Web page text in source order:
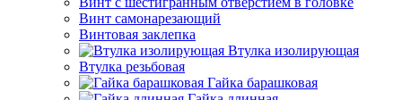
Винт самонарезающий
Винтовая заклепка
Втулка изолирующая
Втулка резьбовая
Гайка барашковая